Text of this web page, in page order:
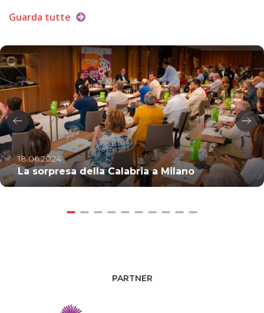
Guarda tutte
18.06.2024
La sorpresa della Calabria a Milano
PARTNER